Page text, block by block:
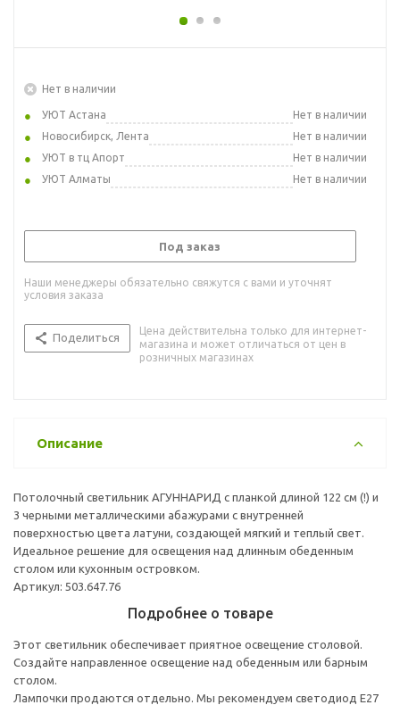
Нет в наличии
УЮТ Астана
Нет в наличии
Новосибирск, Лента
Нет в наличии
УЮТ в тц Апорт
Нет в наличии
УЮТ Алматы
Нет в наличии
Под заказ
Наши менеджеры обязательно свяжутся с вами и уточнят
условия заказа
Поделиться
Цена действительна только для интернет-
магазина и может отличаться от цен в
розничных магазинах
Описание
Потолочный светильник АГУННАРИД с планкой длиной 122 см (!) и
3 черными металлическими абажурами с внутренней
поверхностью цвета латуни, создающей мягкий и теплый свет.
Идеальное решение для освещения над длинным обеденным
столом или кухонным островком.
Артикул: 503.647.76
Подробнее о товаре
Этот светильник обеспечивает приятное освещение столовой.
Создайте направленное освещение над обеденным или барным
столом.
Лампочки продаются отдельно. Мы рекомендуем светодиод E27